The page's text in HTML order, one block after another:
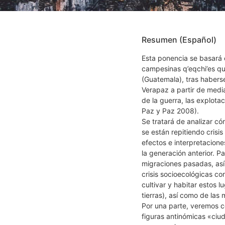
Resumen (Español)
Esta ponencia se
campesinas q’eqchi’es
(Guatemala), tras
Verapaz a partir de
de la guerra, las
Paz y Paz 2008).
Se tratará de analizar
se están repitiendo
efectos e
la generación anterior.
migraciones pasadas,
crisis socioecológicas
cultivar y habitar estos
tierras), así como de las
Por una parte, veremos
figuras antinómicas